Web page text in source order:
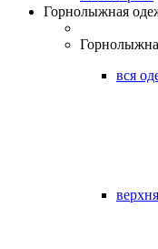
Горнолыжная
вся